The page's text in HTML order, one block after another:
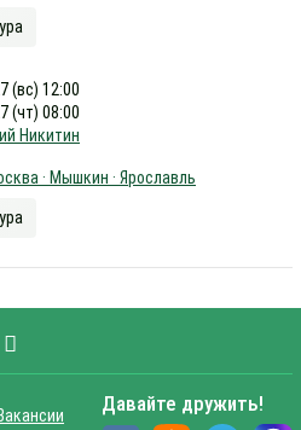
(вс) 12:00
(чт) 08:00
Никитин
· Мышкин · Ярославль
Давайте дружить!